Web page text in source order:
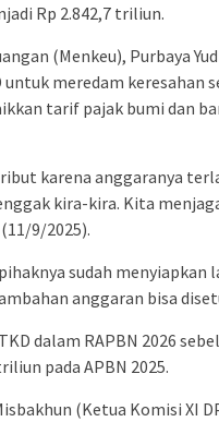
Rp 2.842,7 triliun.
(Menkeu), Purbaya
meredam keresahan
tarif pajak bumi dan
karena anggaranya
kira-kira. Kita
9/2025).
sudah menyiapkan
anggaran bisa
dalam RAPBN 2026
pada APBN 2025.
(Ketua Komisi XI